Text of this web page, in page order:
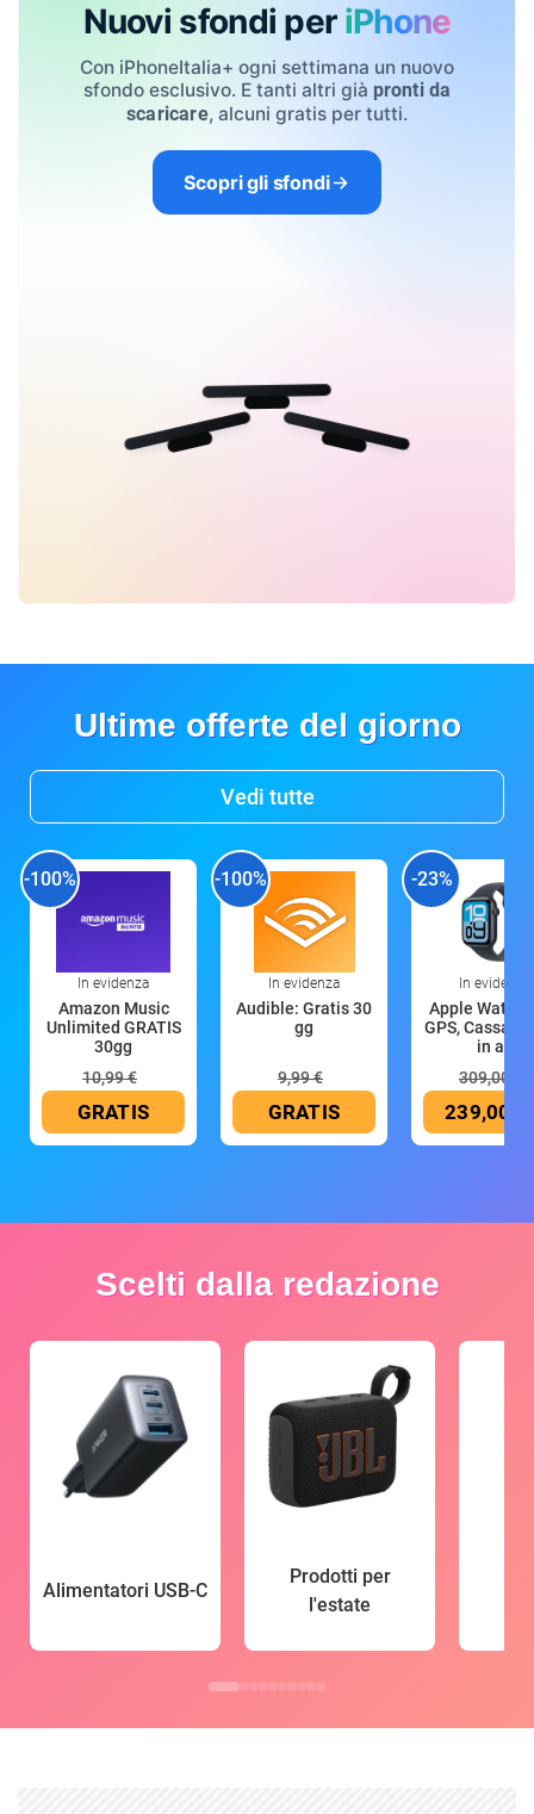
Nuovi sfondi per iPhone
Con iPhoneItalia+ ogni settimana un nuovo
sfondo esclusivo. E tanti altri già pronti da
scaricare, alcuni gratis per tutti.
Scopri gli sfondi
Ultime offerte del giorno
Vedi tutte
-100%
In evidenza
Amazon Music
Unlimited GRATIS
30gg
10,99 €
GRATIS
-100%
In evidenza
Audible: Gratis 30
gg
9,99 €
GRATIS
-23%
In evidenza
Apple Watch
GPS, Cassa
in all
309,00 €
239,00 €
Scelti dalla redazione
Alimentatori USB-C
Prodotti per
l'estate